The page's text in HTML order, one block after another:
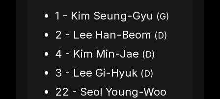
1 - Kim Seung-Gyu (G)
2 - Lee Han-Beom (D)
4 - Kim Min-Jae (D)
3 - Lee Gi-Hyuk (D)
22 - Seol Young-Woo